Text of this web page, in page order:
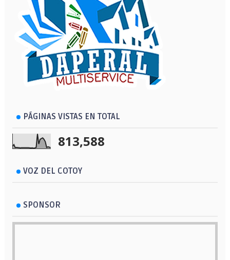
PÁGINAS VISTAS EN TOTAL
813,588
VOZ DEL COTOY
SPONSOR